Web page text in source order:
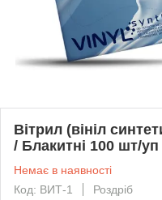
Вітрил (вініл
/ Блакитні 100 шт/уп
Немає в наявності
Код: ВИТ-1
Роздріб